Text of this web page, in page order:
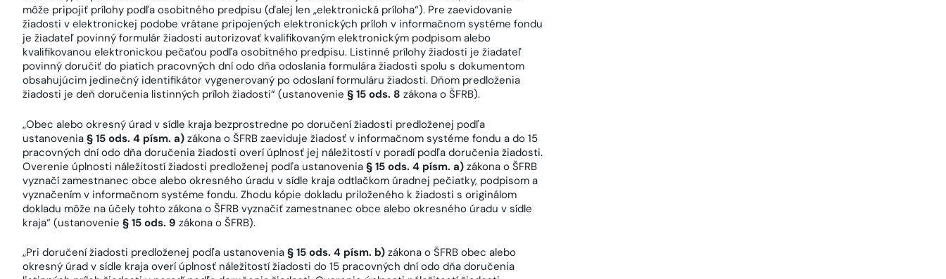
môže pripojiť prílohy podľa osobitného predpisu (ďalej len „elektronická príloha“). Pre zaevidovanie
žiadosti v elektronickej podobe vrátane pripojených elektronických príloh v informačnom systéme fondu
je žiadateľ povinný formulár žiadosti autorizovať kvalifikovaným elektronickým podpisom alebo
kvalifikovanou elektronickou pečaťou podľa osobitného predpisu. Listinné prílohy žiadosti je žiadateľ
povinný doručiť do piatich pracovných dní odo dňa odoslania formulára žiadosti spolu s dokumentom
obsahujúcim jedinečný identifikátor vygenerovaný po odoslaní formuláru žiadosti. Dňom predloženia
žiadosti je deň doručenia listinných príloh žiadosti“ (ustanovenie § 15 ods. 8 zákona o ŠFRB).
„Obec alebo okresný úrad v sídle kraja bezprostredne po doručení žiadosti predloženej podľa
ustanovenia § 15 ods. 4 písm. a) zákona o ŠFRB zaeviduje žiadosť v informačnom systéme fondu a do 15
pracovných dní odo dňa doručenia žiadosti overí úplnosť jej náležitostí v poradí podľa doručenia žiadosti.
Overenie úplnosti náležitostí žiadosti predloženej podľa ustanovenia § 15 ods. 4 písm. a) zákona o ŠFRB
vyznačí zamestnanec obce alebo okresného úradu v sídle kraja odtlačkom úradnej pečiatky, podpisom a
vyznačením v informačnom systéme fondu. Zhodu kópie dokladu priloženého k žiadosti s originálom
dokladu môže na účely tohto zákona o ŠFRB vyznačiť zamestnanec obce alebo okresného úradu v sídle
kraja“ (ustanovenie § 15 ods. 9 zákona o ŠFRB).
„Pri doručení žiadosti predloženej podľa ustanovenia § 15 ods. 4 písm. b) zákona o ŠFRB obec alebo
okresný úrad v sídle kraja overí úplnosť náležitostí žiadosti do 15 pracovných dní odo dňa doručenia